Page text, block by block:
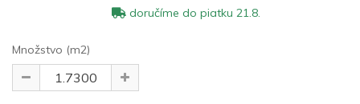
doručíme do piatku 21.8.
Množstvo (m2)